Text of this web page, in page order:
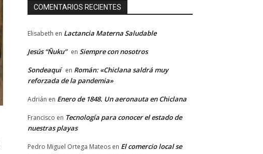
COMENTARIOS RECIENTES
Elisabeth en Lactancia Materna Saludable
Jesús “Ñuku” en Siempre con nosotros
Sondeaquí en Román: «Chiclana saldrá muy
reforzada de la pandemia»
Adrián en Enero de 1848. Un aeronauta en Chiclana
Francisco en Tecnología para conocer el estado de
nuestras playas
Pedro Miguel Ortega Mateos en El comercio local se